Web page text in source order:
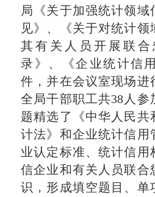
局 《关于加强统计领
见》、《关于对统计领
其有关人员开展联
录》、《企业统计信
件，并在会议室现场进
全局干部职工共38人参
题精选了《中华人民共
计法》和企业统计信用
业认定标准、统计信用
信企业和有关人员联合
识，形成填空题目、单